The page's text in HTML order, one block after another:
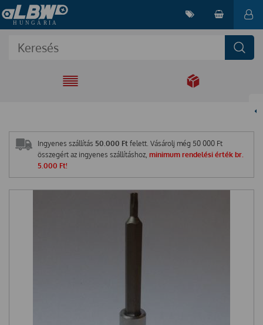
EGYÜTT A
Ingyenes szállítás 50.000 Ft felett. Vásárolj még 50 000 Ft
összegért az ingyenes szállításhoz, minimum rendelési érték br.
5.000 Ft!